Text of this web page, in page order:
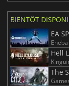
BIENTÔT
EA
Eneba
Hell
The